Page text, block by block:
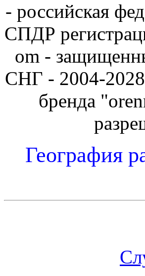
- российская
СПДР
om -
СНГ - 2004-
бренда
География